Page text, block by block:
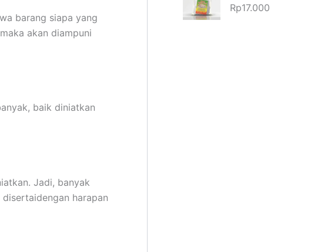
barang siapa yang
akan diampuni
baik diniatkan
Jadi, banyak
harapan
Rp17.000